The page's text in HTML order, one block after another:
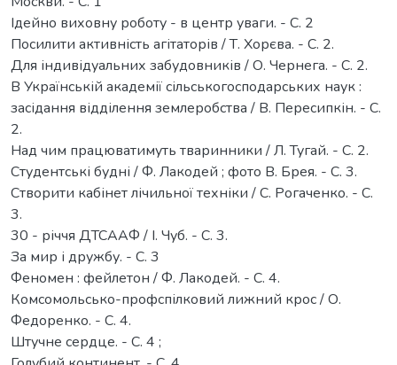
Ідейно виховну роботу - в центр уваги. - С. 2
Посилити активність агітаторів / Т. Хорєва. - С. 2.
Для індивідуальних забудовників / О. Чернега. - С. 2.
В Українській академії сільськогосподарських наук :
засідання відділення землеробства / В. Пересипкін. - С.
2.
Над чим працюватимуть тваринники / Л. Тугай. - С. 2.
Студентські будні / Ф. Лакодей ; фото В. Брея. - С. 3.
Створити кабінет лічильної техніки / С. Рогаченко. - С.
3.
30 - річчя ДТСААФ / І. Чуб. - С. 3.
За мир і дружбу. - С. 3
Феномен : фейлетон / Ф. Лакодей. - С. 4.
Комсомольсько-профспілковий лижний крос / О.
Федоренко. - С. 4.
Штучне сердце. - С. 4 ;